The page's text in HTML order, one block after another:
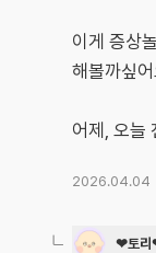
이게 증상
해볼까싶
어제, 오늘
2026.04.04
❤토리